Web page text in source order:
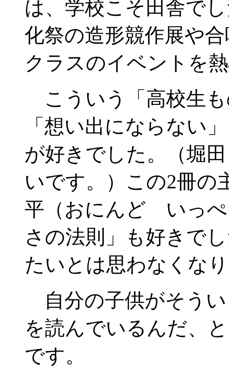
は、学校こそ田舎で
化祭の造形競作展や
クラスのイベントを
こういう「高校生
「想い出にならない
が好きでした。（堀
いです。）この2冊の
平（おにんど いっぺ
さの法則」も好きで
たいとは思わなくな
自分の子供がそう
を読んでいるんだ、
です。